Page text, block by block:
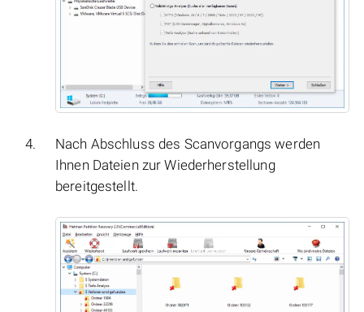
Nach Abschluss des Scanvorgangs werden
Ihnen Dateien zur Wiederherstellung
bereitgestellt.